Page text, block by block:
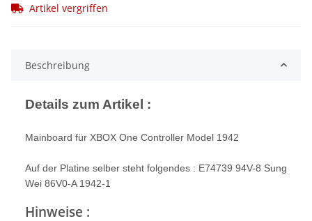
Artikel vergriffen
Beschreibung
Details zum Artikel :
Mainboard für XBOX One Controller Model 1942
Auf der Platine selber steht folgendes : E74739 94V-8 Sung
Wei 86V0-A 1942-1
Hinweise :